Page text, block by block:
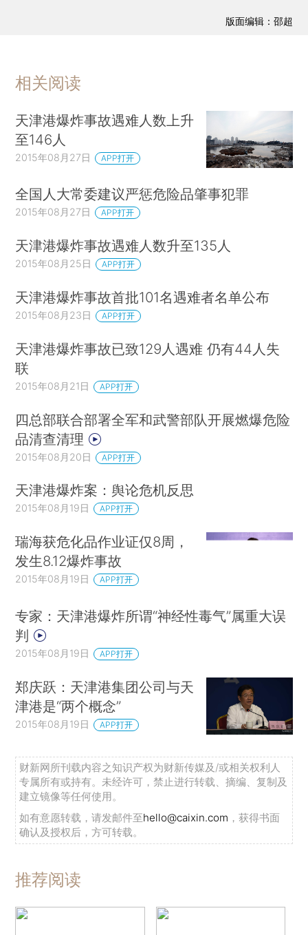
版面编辑：邵超
相关阅读
天津港爆炸事故遇难人数上升
至146人
2015年08月27日 APP打开
全国人大常委建议严惩危险品肇事犯罪
2015年08月27日 APP打开
天津港爆炸事故遇难人数升至135人
2015年08月25日 APP打开
天津港爆炸事故首批101名遇难者名单公布
2015年08月23日 APP打开
天津港爆炸事故已致129人遇难 仍有44人失
联
2015年08月21日 APP打开
四总部联合部署全军和武警部队开展燃爆危险
品清查清理
2015年08月20日 APP打开
天津港爆炸案：舆论危机反思
2015年08月19日 APP打开
瑞海获危化品作业证仅8周，
发生8.12爆炸事故
2015年08月19日 APP打开
专家：天津港爆炸所谓“神经性毒气”属重大误
判
2015年08月19日 APP打开
郑庆跃：天津港集团公司与天
津港是“两个概念”
2015年08月19日 APP打开
财新网所刊载内容之知识产权为财新传媒及/或相关权利人
专属所有或持有。未经许可，禁止进行转载、摘编、复制及
建立镜像等任何使用。
如有意愿转载，请发邮件至hello@caixin.com ，获得书面
确认及授权后，方可转载。
推荐阅读